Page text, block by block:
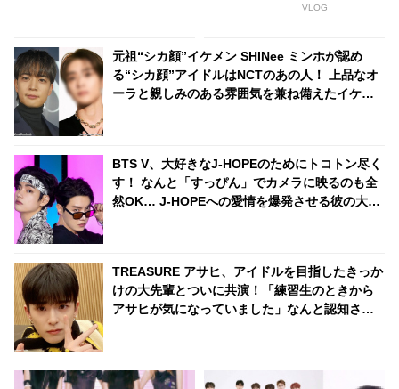
VLOG
元祖“シカ顔”イケメン SHINee ミンホが認め
る“シカ顔”アイドルはNCTのあの人！ 上品なオ
ーラと親しみのある雰囲気を兼ね備えたイケメ
BTS V、大好きなJ-HOPEのためにトコトン尽く
す！ なんと「すっぴん」でカメラに映るのも全
然OK… J-HOPEへの愛情を爆発させる彼の大胆
TREASURE アサヒ、アイドルを目指したきっか
けの大先輩とついに共演！「練習生のときから
アサヒが気になっていました」なんと認知され